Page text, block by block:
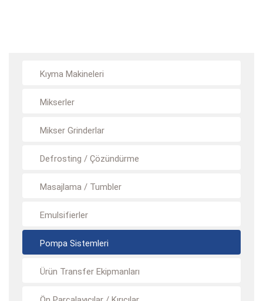
Kıyma Makineleri
Mikserler
Mikser Grinderlar
Defrosting / Çözündürme
Masajlama / Tumbler
Emulsifierler
Pompa Sistemleri
Ürün Transfer Ekipmanları